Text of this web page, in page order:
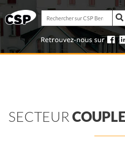
Rechercher
sur
CSP
Berne-
Jura
SECTEUR